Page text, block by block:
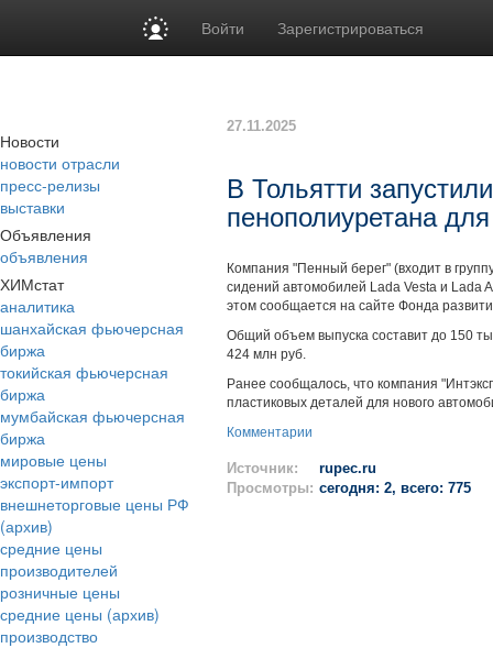
Войти Зарегистрироваться
Новости
новости отрасли
пресс-релизы
выставки
Объявления
объявления
ХИМстат
аналитика
шанхайская фьючерсная
биржа
токийская фьючерсная
биржа
мумбайская фьючерсная
биржа
мировые цены
экспорт-импорт
внешнеторговые цены РФ
(архив)
средние цены
производителей
розничные цены
средние цены (архив)
производство
27.11.2025
В Тольятти
пенополиуретана
Компания "Пенный берег" (входит в
сидений автомобилей Lada Vesta и Lada
этом сообщается на сайте Фонда
Общий объем выпуска составит до 150
424 млн руб.
Ранее сообщалось, что компания
пластиковых деталей для нового
Комментарии
Источник:
rupec.ru
Просмотры: сегодня: 2, всего: 775